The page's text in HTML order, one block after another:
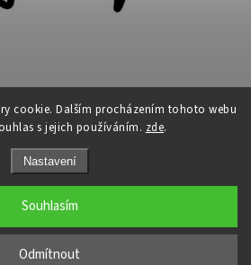
cookie. Dalším procházením tohoto webu
s jejich používáním. zde.
Nastavení
Odmítnout
Souhlasím
Cykloport. Všechna práva vyhrazena.
Upravit nastavení cookies